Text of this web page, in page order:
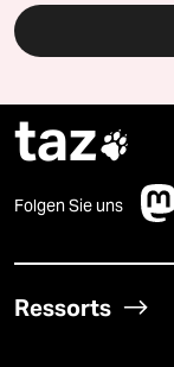
taz
Folgen Sie uns
Ressorts